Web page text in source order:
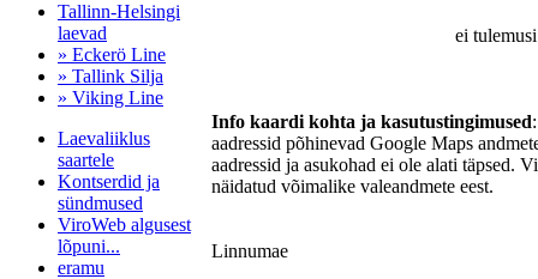
Tallinn-Helsingi
laevad
» Eckerö Line
» Tallink Silja
» Viking Line
Laevaliiklus
saartele
Kontserdid ja
sündmused
ViroWeb algusest
lõpuni...
eramu
ei
Info kaardi kohta ja kasutustingimused
aadressid põhinevad Google Maps
aadressid ja asukohad ei ole alati täpsed.
näidatud võimalike valeandmete eest.
Linnumae